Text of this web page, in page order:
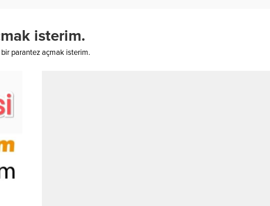
isterim.
bir parantez açmak isterim.